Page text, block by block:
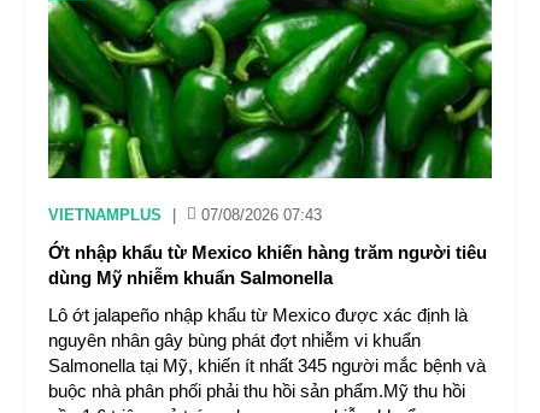
VIETNAMPLUS 07/08/2026 07:43
Ớt nhập khẩu từ Mexico khiến hàng trăm người tiêu
dùng Mỹ nhiễm khuẩn Salmonella
Lô ớt jalapeño nhập khẩu từ Mexico được xác định là
nguyên nhân gây bùng phát đợt nhiễm vi khuẩn
Salmonella tại Mỹ, khiến ít nhất 345 người mắc bệnh và
buộc nhà phân phối phải thu hồi sản phẩm.Mỹ thu hồi